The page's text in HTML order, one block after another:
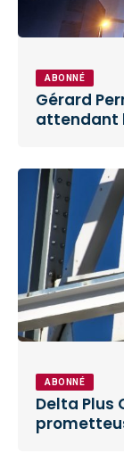
ABONNÉ
Gérard
attendant
ABONNÉ
Delta Plus